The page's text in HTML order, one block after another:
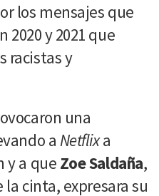
los mensajes que
2020 y 2021 que
racistas y
una
a Netflixa
y a que Zoe Saldaña,
cinta, expresara su